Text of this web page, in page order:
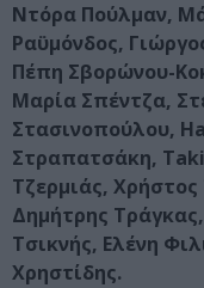
Ντόρα Πούλμαν,
Ραϋμόνδος,
Πέπη Σβορώνου-
Μαρία Σπέντζα,
Στασινοπούλου,
Στραπατσάκη,
Τζερμιάς,
Δημήτρης
Τσικνής, Ελένη
Χρηστίδης.